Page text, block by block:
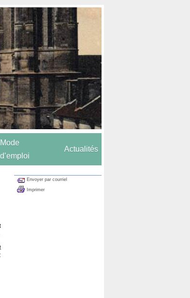
Mode
d’emploi
Actualités
Envoyer par courriel
Imprimer